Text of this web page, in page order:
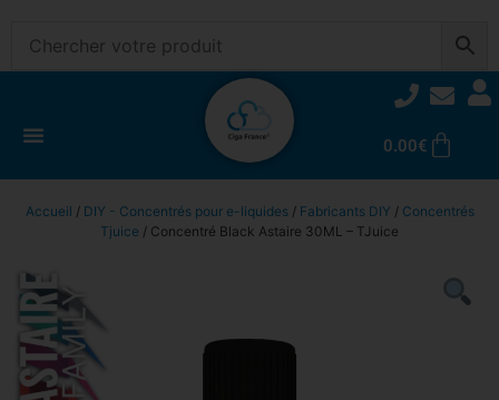
0.00€
Accueil / DIY - Concentrés pour e-liquides/ Fabricants DIY / Concentrés
Tjuice / Concentré Black Astaire 30ML – TJuice